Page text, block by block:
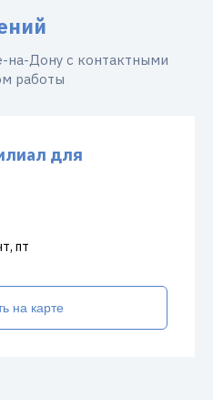
на-Дону с контактными
работы
для
пт
на карте